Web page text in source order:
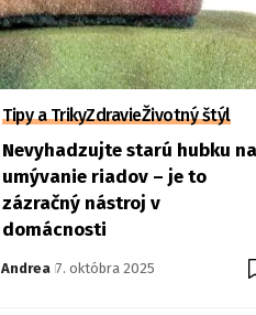
Tipy a TrikyZdravieŽivotný štýl
Nevyhadzujte starú hubku na
umývanie riadov – je to
zázračný nástroj v
domácnosti
Andrea 7. októbra 2025